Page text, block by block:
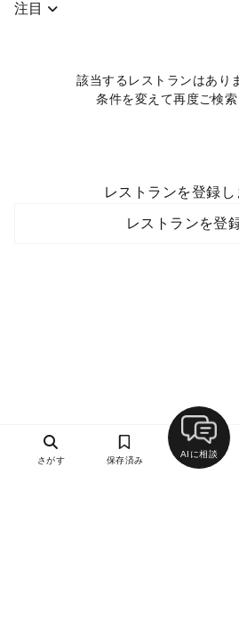
注目
該当するレストランはあり
条件を変えて再度ご検索
レストランを登録し
レストランを登
さがす 保存済み
AIに相談